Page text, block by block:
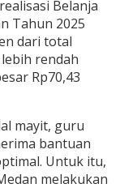
Belanja
Tahun 2025
dari total
rendah
Rp70,43
mayit, guru
bantuan
Untuk itu,
melakukan